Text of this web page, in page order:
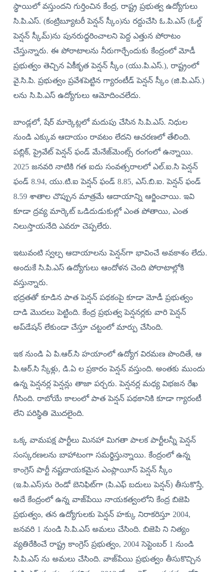
స్థాయిలో వస్తుందని గుర్తించిన కేంద్ర, రాష్ట్ర ప్రభుత్వ ఉద్యోగులు
సి.పి.ఎస్‌. (కంట్రిబ్యూటరీ పెన్షన్‌ స్కీం)ను రద్దుచేసి ఓ.పి.ఎస్‌ (ఓల్డ్‌
పెన్షన్‌ స్కీమ్‌)ను పునరుద్ధరించాలని పెద్ద ఎత్తున పోరాటం
చేస్తున్నారు. ఈ పోరాటాలను నీరుగార్చేందుకు కేంద్రంలో మోడీ
ప్రభుత్వం తెచ్చిన ఏకీకృత పెన్షన్‌ స్కీం (యు.పి.ఎస్‌.), రాష్ట్రంలో
వై.సి.పి. ప్రభుత్వం ప్రవేశపెట్టిన గ్యారంటీడ్‌ పెన్షన్‌ స్కీం (జి.పి.ఎస్‌.)
లను సి.పి.ఎస్‌ ఉద్యోగులు ఆమోదించలేదు.
బాండ్లలో, షేర్‌ మార్కెట్లలో మదుపు చేసిన సి.పి.ఎస్‌. నిధుల
నుండి ఎక్కువ ఆదాయం రావటం లేదని ఆచరణలో తేలింది.
పబ్లిక్‌, ప్రైవేట్‌ పెన్షన్‌ ఫండ్‌ మేనేజ్‌మెంట్స్‌ రంగంలో ఉన్నాయి.
2025 జనవరి నాటికి గత ఐదు సంవత్సరాలలో ఎల్‌.ఐ.సి పెన్షన్‌
ఫండ్‌ 8.94, యు.టి.ఐ పెన్షన్‌ ఫండ్‌ 8.85, ఎస్‌.బి.ఐ. పెన్షన్‌ ఫండ్‌
8.59 శాతాల చొప్పున మాత్రమే ఆదాయాన్ని ఆర్జించాయి. ఇవి
కూడా ద్రవ్య మార్కెట్‌ ఒడిదుడుకుల్లో ఎంత పోతాయి, ఎంత
నిలుస్తాయనేది ఎవరూ చెప్పలేరు.
ఇటువంటి స్వల్ప ఆదాయాలను పెన్షన్‌గా భావించే అవకాశం లేదు.
అందుకే సి.పి.ఎస్‌ ఉద్యోగులు ఆందోళన చెంది పోరాటాల్లోకి
వస్తున్నారు.
భద్రతతో కూడిన పాత పెన్షన్‌ పథకంపై కూడా మోడీ ప్రభుత్వం
దాడి మొదలు పెట్టింది. కేంద్ర ప్రభుత్వ పెన్షనర్లకు వారి పెన్షన్‌
అప్‌డేషన్‌ లేకుండా చేస్తూ చట్టంలో మార్పు చేసింది.
ఇక నుండి ఏ పి.ఆర్‌.సి హయాంలో ఉద్యోగ విరమణ పొందితే, ఆ
పి.ఆర్‌.సి స్కేళ్లు, డి.ఏ ల ప్రకారం పెన్షన్‌ వస్తుంది. అంతకు ముందు
ఉన్న పెన్షనర్ల పెన్షన్లు తాజా పర్చరు. పెన్షనర్ల మధ్య విభజన రేఖ
గీసింది. రాబోయే కాలంలో పాత పెన్షన్‌ పథకానికి కూడా గ్యారంటీ
లేని పరిస్థితి మొదలైంది.
ఒక్క వామపక్ష పార్టీలు మినహా మిగతా పాలక పార్టీలన్నీ పెన్షన్‌
సంస్కరణలను బాహాటంగా సమర్థిస్తున్నాయి. కేంద్రంలో ఉన్న
కాంగ్రెస్‌ పార్టీ నష్టదాయకమైన ఎంప్లాయీస్‌ పెన్షన్‌ స్కీం
(ఇ.పి.ఎస్‌)ను రెండో బెనిఫిట్‌గా (పి.ఎఫ్‌ బదులు పెన్షన్‌) తీసుకొస్తే,
అదే కేంద్రంలో ఉన్న వాజ్‌పేయి నాయకత్వంలోని కేంద్ర బిజెపి
ప్రభుత్వం, తన ఉద్యోగులకు పెన్షన్‌ హక్కు నిరాకరిస్తూ 2004,
జనవరి 1 నుండి సి.పి.ఎస్‌ అమలు చేసింది. బిజెపి ని నిత్యం
వ్యతిరేకించే రాష్ట్ర కాంగ్రెస్‌ ప్రభుత్వం, 2004 సెప్టెంబర్‌ 1 నుండి
సి.పి.ఎస్‌ ను అమలు చేసింది. వాజ్‌పేయి ప్రభుత్వం తీసుకొచ్చిన